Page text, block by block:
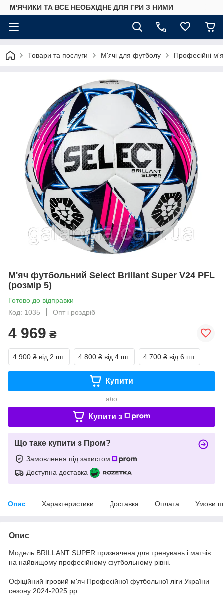
М'ЯЧИКИ ТА ВСЕ НЕОБХІДНЕ ДЛЯ ГРИ З НИМИ
Товари та послуги М'ячі для футболу Професійні
М'яч футбольний Select Brillant Super V24 PFL
(розмір 5)
Готово до відправки
Код: 1035
Опт і роздріб
4 969 ₴
4 900 ₴ від 2 шт. 4 800 ₴ від 4 шт. 4 700 ₴ від 6 шт.
Купити
або
Купити з
Що таке купити з Пром?
Замовлення під захистом
Доступна доставка
Опис Характеристики Доставка Оплата Умови
Опис
Модель BRILLANT SUPER призначена для тренувань і матчів
на найвищому професійному футбольному рівні.
Офіційний ігровий м'яч Професійної футбольної ліги України
сезону 2024-2025 рр.